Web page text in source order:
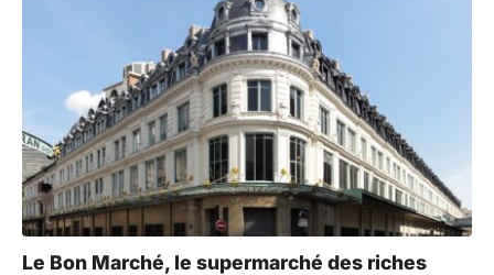
Le Bon Marché, le supermarché des riches